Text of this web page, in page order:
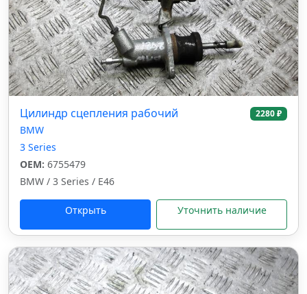
Цилиндр сцепления рабочий 2280 ₽
BMW
3 Series
OEM: 6755479
BMW / 3 Series / E46
Открыть Уточнить наличие